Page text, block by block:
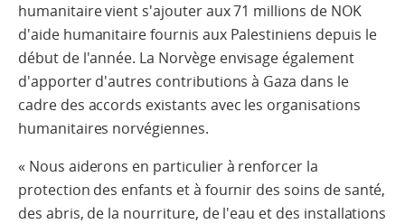
humanitaire vient s'ajouter aux 71 millions de NOK
d'aide humanitaire fournis aux Palestiniens depuis le
début de l'année. La Norvège envisage également
d'apporter d'autres contributions à Gaza dans le
cadre des accords existants avec les organisations
humanitaires norvégiennes.
« Nous aiderons en particulier à renforcer la
protection des enfants et à fournir des soins de santé,
des abris, de la nourriture, de l'eau et des installations